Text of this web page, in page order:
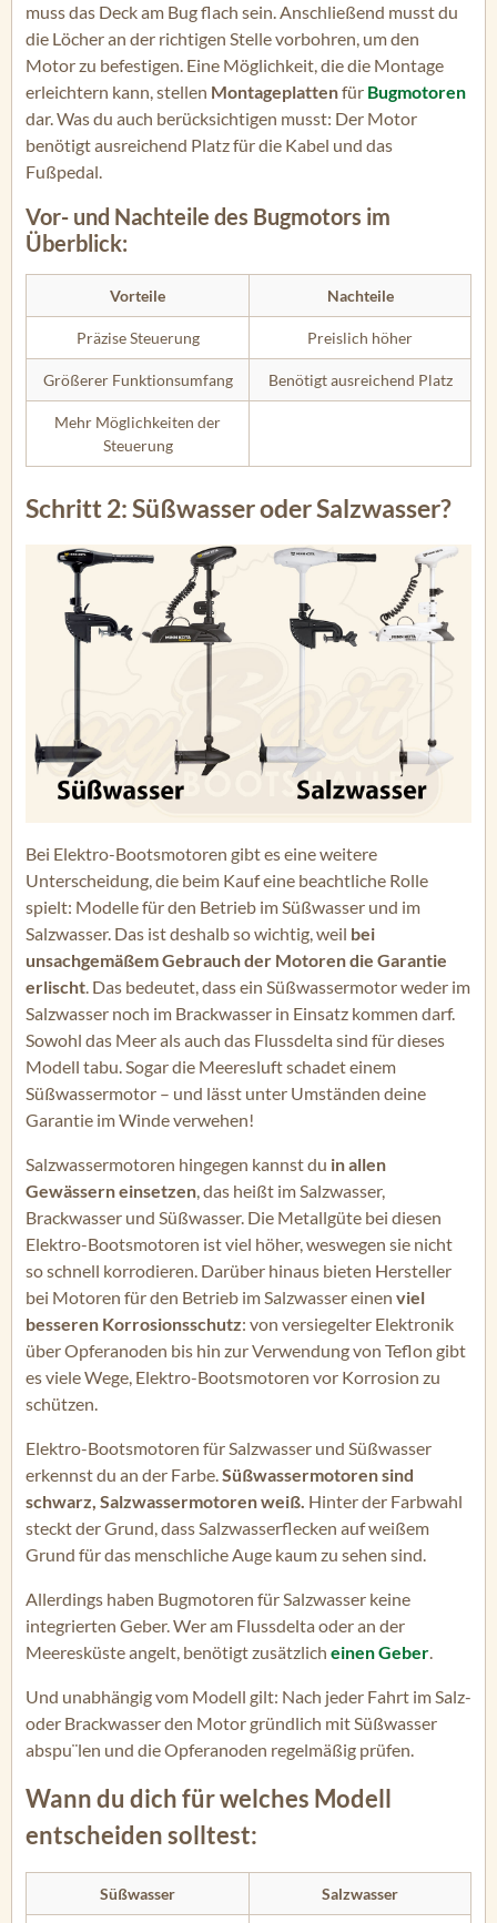
muss das Deck am Bug flach sein. Anschließend musst du
die Löcher an der richtigen Stelle vorbohren, um den
Motor zu befestigen. Eine Möglichkeit, die die Montage
erleichtern kann, stellen Montageplattenfür Bugmotoren
dar. Was du auch berücksichtigen musst: Der Motor
benötigt ausreichend Platz für die Kabel und das
Fußpedal.
Vor- und Nachteile des Bugmotors im
Überblick:
Vorteile Nachteile
Präzise Steuerung Preislich höher
Größerer Funktionsumfang Benötigt ausreichend Platz
Mehr Möglichkeiten der
Steuerung
Schritt 2: Süßwasser oder Salzwasser?
Bei Elektro-Bootsmotoren gibt es eine weitere
Unterscheidung, die beim Kauf eine beachtliche Rolle
spielt: Modelle für den Betrieb im Süßwasser und im
Salzwasser. Das ist deshalb so wichtig, weil bei
unsachgemäßem Gebrauch der Motoren die Garantie
erlischt . Das bedeutet, dass ein Süßwassermotor weder im
Salzwasser noch im Brackwasser in Einsatz kommen darf.
Sowohl das Meer als auch das Flussdelta sind für dieses
Modell tabu. Sogar die Meeresluft schadet einem
Süßwassermotor – und lässt unter Umständen deine
Garantie im Winde verwehen!
Salzwassermotoren hingegen kannst du in allen
Gewässern einsetzen , das heißt im Salzwasser,
Brackwasser und Süßwasser. Die Metallgüte bei diesen
Elektro-Bootsmotoren ist viel höher, weswegen sie nicht
so schnell korrodieren. Darüber hinaus bieten Hersteller
bei Motoren für den Betrieb im Salzwasser einen viel
besseren Korrosionsschutz: von versiegelter Elektronik
über Opferanoden bis hin zur Verwendung von Teflon gibt
es viele Wege, Elektro-Bootsmotoren vor Korrosion zu
schützen.
Elektro-Bootsmotoren für Salzwasser und Süßwasser
erkennst du an der Farbe. Süßwassermotoren sind
schwarz, Salzwassermotoren weiß. Hinter der Farbwahl
steckt der Grund, dass Salzwasserflecken auf weißem
Grund für das menschliche Auge kaum zu sehen sind.
Allerdings haben Bugmotoren für Salzwasser keine
integrierten Geber. Wer am Flussdelta oder an der
Meeresküste angelt, benötigt zusätzlich einen Geber
Und unabhängig vom Modell gilt: Nach jeder Fahrt im Salz-
oder Brackwasser den Motor gründlich mit Süßwasser
abspu¨len und die Opferanoden regelmäßig prüfen.
Wann du dich für welches Modell
entscheiden solltest:
Süßwasser Salzwasser